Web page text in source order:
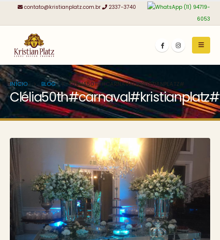
contato@kristianplatz.com.br 2337-3740
(11) 94719-
6053
INÍCIO BLOG CLÉLIA50TH#CARNAVAL#KRISTIANPLATZ#
Clélia50th#carnaval#kristianplatz#